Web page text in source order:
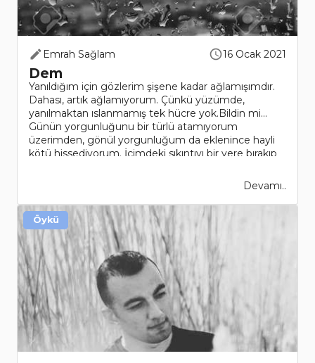
Emrah Sağlam 16 Ocak 2021
Dem
Yanıldığım için gözlerim şişene kadar ağlamışımdır.
Dahası, artık ağlamıyorum. Çünkü yüzümde,
yanılmaktan ıslanmamış tek hücre yok.Bildin mi…
Günün yorgunluğunu bir türlü atamıyorum
üzerimden, gönül yorgunluğum da eklenince hayli
kötü hissediyorum. İçimdeki sıkıntıyı bir yere bırakıp
Devamı..
Öykü